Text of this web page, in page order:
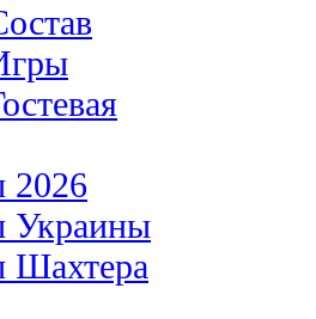
2026
Украины
Шахтера